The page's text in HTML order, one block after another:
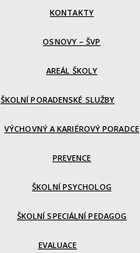
KONTAKTY
OSNOVY – ŠVP
AREÁL ŠKOLY
ŠKOLNÍ PORADENSKÉ SLUŽBY
VÝCHOVNÝ A KARIÉROVÝ PORADCE
PREVENCE
ŠKOLNÍ PSYCHOLOG
ŠKOLNÍ SPECIÁLNÍ PEDAGOG
EVALUACE